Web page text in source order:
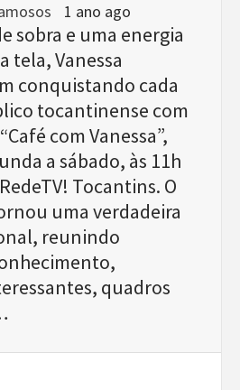
1 ano ago
sobra e uma energia
tela, Vanessa
conquistando cada
tocantinense com
com Vanessa”,
a sábado, às 11h
Tocantins. O
uma verdadeira
reunindo
quadros